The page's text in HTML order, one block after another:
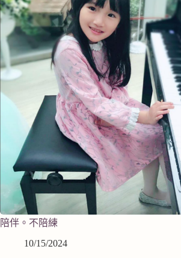
陪伴。不陪練
10/15/2024